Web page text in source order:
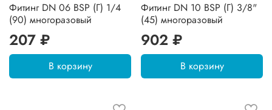
Фитинг DN 06 BSP (Г) 1/4
(90) многоразовый
207 ₽
В корзину
Фитинг DN 10 BSP (Г) 3/8"
(45) многоразовый
902 ₽
В корзину